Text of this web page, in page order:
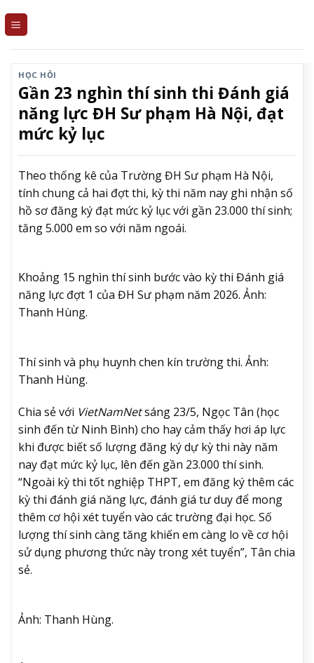
HỌC HỎI
Gần 23 nghìn thí sinh thi Đánh giá
năng lực ĐH Sư phạm Hà Nội, đạt
mức kỷ lục
Theo thống kê của Trường ĐH Sư phạm Hà Nội,
tính chung cả hai đợt thi, kỳ thi năm nay ghi nhận số
hồ sơ đăng ký đạt mức kỷ lục với gần 23.000 thí sinh;
tăng 5.000 em so với năm ngoái.
Khoảng 15 nghìn thí sinh bước vào kỳ thi Đánh giá
năng lực đợt 1 của ĐH Sư phạm năm 2026. Ảnh:
Thanh Hùng.
Thí sinh và phụ huynh chen kín trường thi. Ảnh:
Thanh Hùng.
Chia sẻ với VietNamNetsáng 23/5, Ngọc Tân (học
sinh đến từ Ninh Bình) cho hay cảm thấy hơi áp lực
khi được biết số lượng đăng ký dự kỳ thi này năm
nay đạt mức kỷ lục, lên đến gần 23.000 thí sinh.
“Ngoài kỳ thi tốt nghiệp THPT, em đăng ký thêm các
kỳ thi đánh giá năng lực, đánh giá tư duy để mong
thêm cơ hội xét tuyển vào các trường đại học. Số
lượng thí sinh càng tăng khiến em càng lo về cơ hội
sử dụng phương thức này trong xét tuyển”, Tân chia
sẻ.
Ảnh: Thanh Hùng.